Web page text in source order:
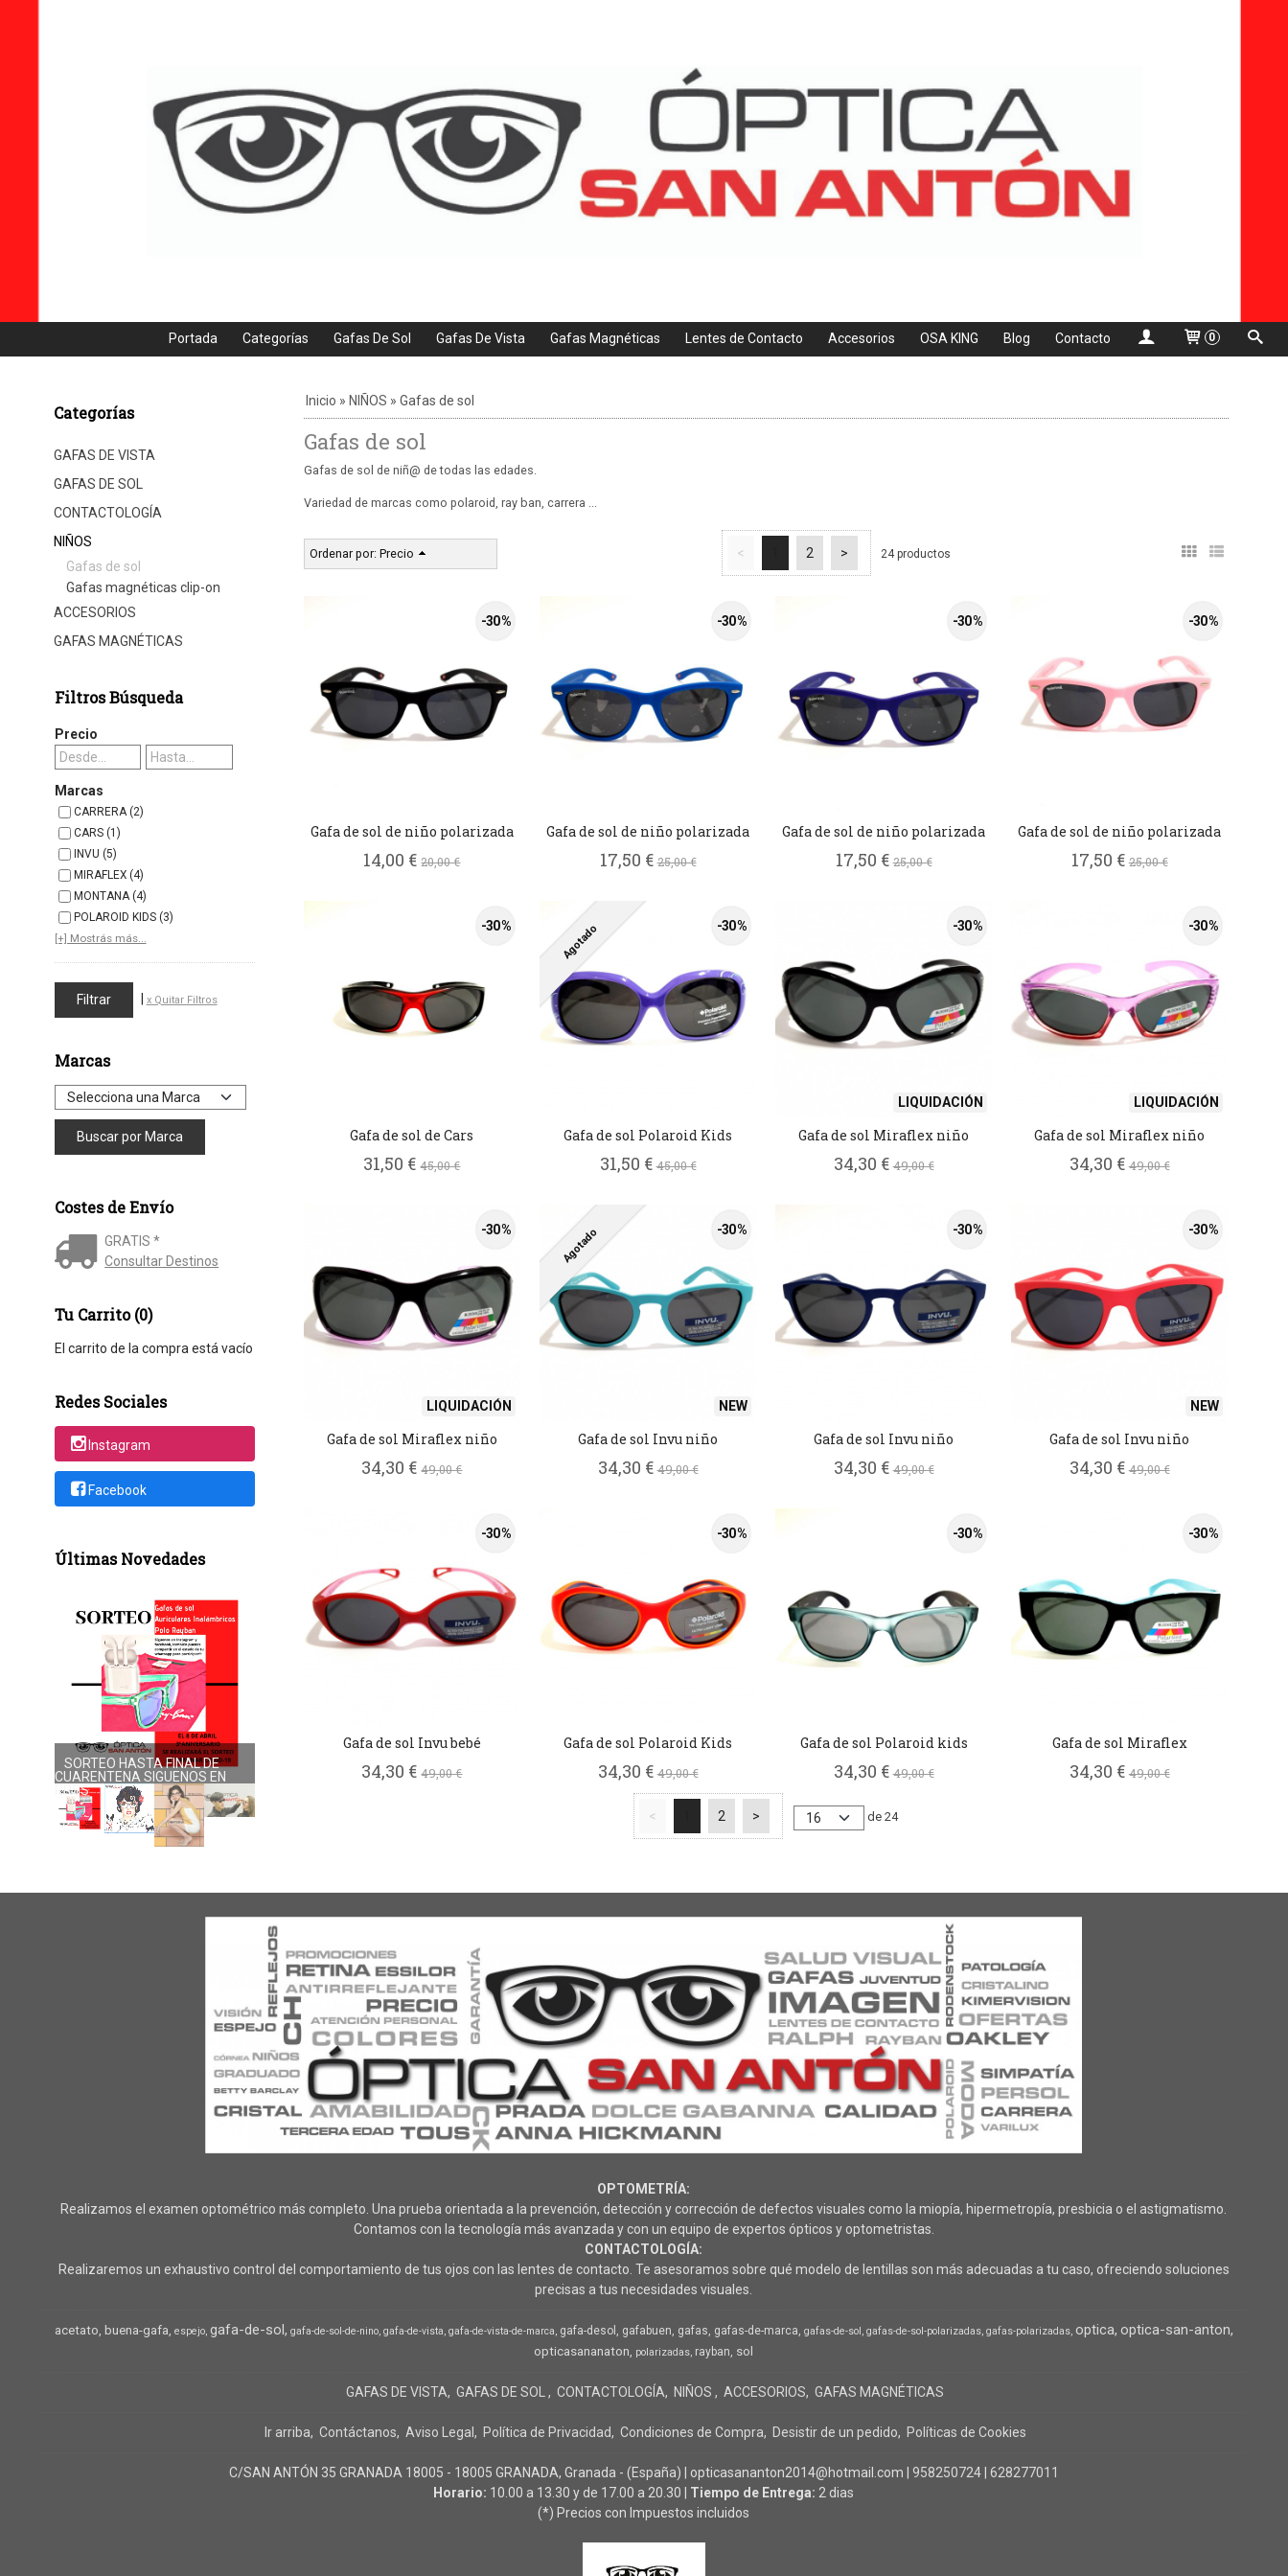
Portada Categorías Gafas De Sol Gafas De Vista Gafas Magnéticas Lentes de Contacto Accesorios OSA KING Blog Contacto 0
Categorías
GAFAS DE VISTA
GAFAS DE SOL
CONTACTOLOGÍA
NIÑOS
Gafas de sol
Gafas magnéticas clip-on
ACCESORIOS
GAFAS MAGNÉTICAS
Filtros Búsqueda
Precio
Marcas
CARRERA (2)
CARS (1)
INVU (5)
MIRAFLEX (4)
MONTANA (4)
POLAROID KIDS (3)
[+] Mostrás más...
x Quitar Filtros
Marcas
Costes de Envío
GRATIS *
Consultar Destinos
Tu Carrito (0)
El carrito de la compra está vacío
Redes Sociales
Instagram
Facebook
Últimas Novedades
SORTEO HASTA FINAL DE
CUARENTENA SIGUENOS EN
RRSS
NUEVA COLECCIÓN DOLORES
PROMESAS
Inicio » NIÑOS » Gafas de sol
Gafas de sol
Gafas de sol de niñ@ de todas las edades.
Variedad de marcas como polaroid, ray ban, carrera ...
Ordenar por: Precio < 2 > 24 productos
-30 %
Gafa de sol de niño polarizada
14,00 €20,00 €
-30 %
Gafa de sol de niño polarizada
17,50 €25,00 €
-30 %
Gafa de sol de niño polarizada
17,50 €25,00 €
-30 %
Gafa de sol de niño polarizada
17,50 €25,00 €
-30 %
Gafa de sol de Cars
31,50 €45,00 €
Agotado -30 %
Gafa de sol Polaroid Kids
31,50 €45,00 €
LIQUIDACIÓN
-30 %
Gafa de sol Miraflex niño
34,30 €49,00 €
LIQUIDACIÓN
-30 %
Gafa de sol Miraflex niño
34,30 €49,00 €
LIQUIDACIÓN
-30 %
Gafa de sol Miraflex niño
34,30 €49,00 €
Agotado
NEW
-30 %
Gafa de sol Invu niño
34,30 €49,00 €
-30 %
Gafa de sol Invu niño
34,30 €49,00 €
NEW
-30 %
Gafa de sol Invu niño
34,30 €49,00 €
-30 %
Gafa de sol Invu bebé
34,30 €49,00 €
-30 %
Gafa de sol Polaroid Kids
34,30 €49,00 €
-30 %
Gafa de sol Polaroid kids
34,30 €49,00 €
-30 %
Gafa de sol Miraflex
34,30 €49,00 €
< 2 > de 24
OPTOMETRÍA:
Realizamos el examen optométrico más completo. Una prueba orientada a la prevención, detección y corrección de defectos visuales como la miopía, hipermetropía, presbicia o el astigmatismo.
Contamos con la tecnología más avanzada y con un equipo de expertos ópticos y optometristas.
CONTACTOLOGÍA:
Realizaremos un exhaustivo control del comportamiento de tus ojos con las lentes de contacto. Te asesoramos sobre qué modelo de lentillas son más adecuadas a tu caso, ofreciendo soluciones
precisas a tus necesidades visuales.
acetato buena-gafa espejo gafa-de-sol gafa-de-sol-de-nino gafa-de-vista gafa-de-vista-de-marca gafa-desol gafabuen gafas gafas-de-marca gafas-de-sol gafas-de-sol-polarizadas gafas-polarizadas optica optica-san-anton
opticasananaton polarizadas rayban sol
GAFAS DE VISTA GAFAS DE SOL CONTACTOLOGÍA NIÑOS ACCESORIOS GAFAS MAGNÉTICAS
Ir arriba Contáctanos Aviso Legal Política de Privacidad Condiciones de Compra Desistir de un pedido Políticas de Cookies
C/SAN ANTÓN 35 GRANADA 18005 - 18005 GRANADA, Granada - (España) | opticasananton2014@hotmail.com | 958250724| 628277011
Horario: 10.00 a 13.30 y de 17.00 a 20.30 | Tiempo de Entrega: 2 dias
(*) Precios con Impuestos incluidos